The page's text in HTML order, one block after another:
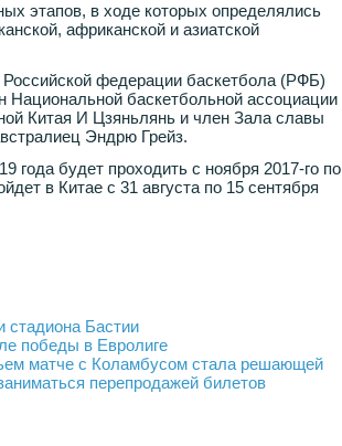
этапов, в ходе которых определялись
африканской и азиатской
федерации баскетбола (РФБ)
баскетбольной ассоциации
Китая И Цзяньлянь и член Зала славы
Эндрю Грейз.
года будет проходить с ноября 2017-го по
в Китае с 31 августа по 15 сентября
стадиона Бастии
победы в Евролиге
матче с Коламбусом стала решающей
перепродажей билетов